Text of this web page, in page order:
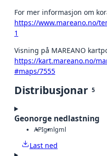
For mer informasjon om
https://www.mareano.no/
1
Visning på MAREANO
https://kart.mareano.no/
#maps/7555
Distribusjonar 5
Geonorge nedlastning
APIgmlgml
Last ned